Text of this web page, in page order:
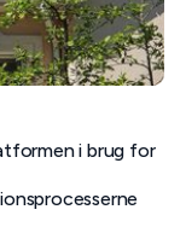
i brug for